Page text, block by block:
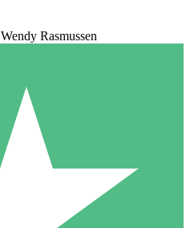
Wendy Rasmussen